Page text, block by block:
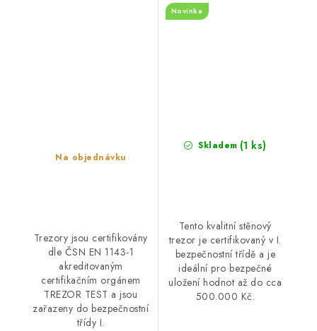
Na objednávku
Trezory jsou certifikovány
dle ČSN EN 1143-1
akreditovaným
certifikačním orgánem
TREZOR TEST a jsou
zařazeny do bezpečnostní
třídy I.
Novinka
Skladem (1 ks)
Tento kvalitní stěnový
trezor je certifikovaný v I.
bezpečnostní třídě a je
ideální pro bezpečné
uložení hodnot až do cca
500.000 Kč.